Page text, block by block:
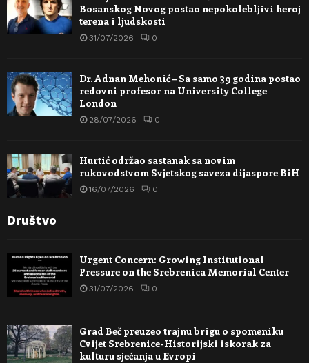
Bosanskog Novog postao nepokolebljivi heroj
terena i ljudskosti
31/07/2026 0
Dr. Adnan Mehonić – Sa samo 39 godina postao
redovni profesor na University College
London
28/07/2026 0
Hurtić održao sastanak sa novim
rukovodstvom Svjetskog saveza dijaspore BiH
16/07/2026 0
Društvo
Urgent Concern: Growing Institutional
Pressure on the Srebrenica Memorial Center
31/07/2026 0
Grad Beč preuzeo trajnu brigu o spomeniku
Cvijet Srebrenice-Historijski iskorak za
kulturu sjećanja u Evropi